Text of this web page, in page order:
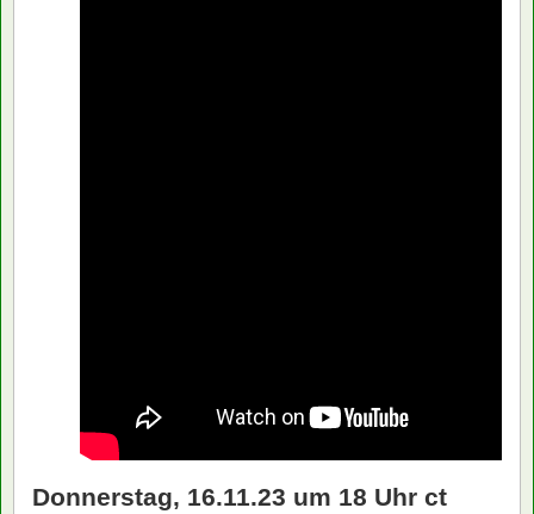
Donnerstag, 16.11.23 um 18 Uhr ct